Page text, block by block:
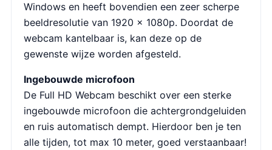
Windows en heeft bovendien een zeer scherpe
beeldresolutie van 1920 x 1080p. Doordat de
webcam kantelbaar is, kan deze op de
gewenste wijze worden afgesteld.
Ingebouwde microfoon
De Full HD Webcam beschikt over een sterke
ingebouwde microfoon die achtergrondgeluiden
en ruis automatisch dempt. Hierdoor ben je ten
alle tijden, tot max 10 meter, goed verstaanbaar!